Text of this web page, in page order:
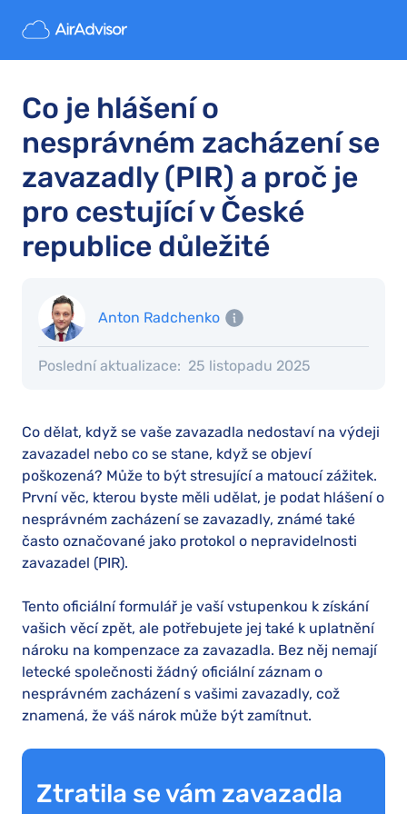
Co je hlášení o
nesprávném zacházení se
zavazadly (PIR) a proč je
pro cestující v České
republice důležité
Anton Radchenko
Poslední aktualizace: 25 listopadu 2025
Co dělat, když se vaše zavazadla nedostaví na výdeji
zavazadel nebo co se stane, když se objeví
poškozená? Může to být stresující a matoucí zážitek.
První věc, kterou byste měli udělat, je podat hlášení o
nesprávném zacházení se zavazadly, známé také
často označované jako protokol o nepravidelnosti
zavazadel (PIR).
Tento oficiální formulář je vaší vstupenkou k získání
vašich věcí zpět, ale potřebujete jej také k uplatnění
nároku na kompenzace za zavazadla. Bez něj nemají
letecké společnosti žádný oficiální záznam o
nesprávném zacházení s vašimi zavazadly, což
znamená, že váš nárok může být zamítnut.
Ztratila se vám zavazadla